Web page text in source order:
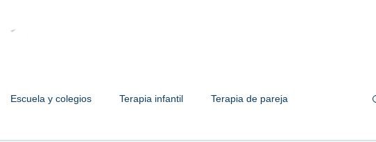
Escuela y colegios Terapia infantil Terapia de pareja